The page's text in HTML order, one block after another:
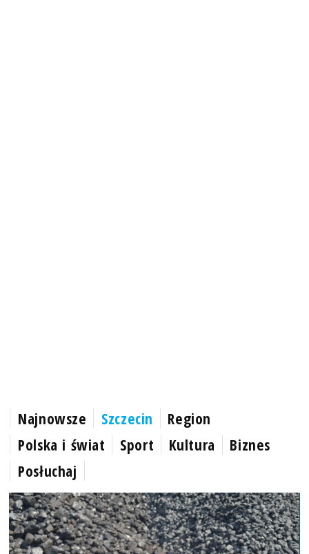
Najnowsze Szczecin
Region
Polska i świat
Sport Kultura
Biznes
Posłuchaj